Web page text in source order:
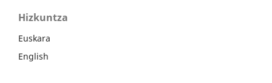
Hizkuntza
Euskara
English